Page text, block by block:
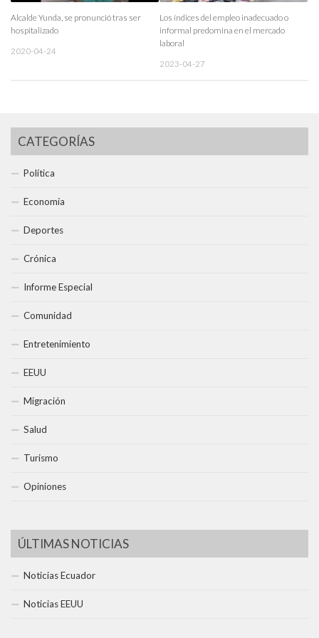
Alcalde Yunda, se pronunció tras ser
hospitalizado
2020-04-24
Los índices del empleo inadecuado o
informal predomina en el mercado
laboral
2023-04-27
CATEGORÍAS
Política
Economía
Deportes
Crónica
Informe Especial
Comunidad
Entretenimiento
EEUU
Migración
Salud
Turismo
Opiniones
ÚLTIMAS NOTICIAS
Noticias Ecuador
Noticias EEUU